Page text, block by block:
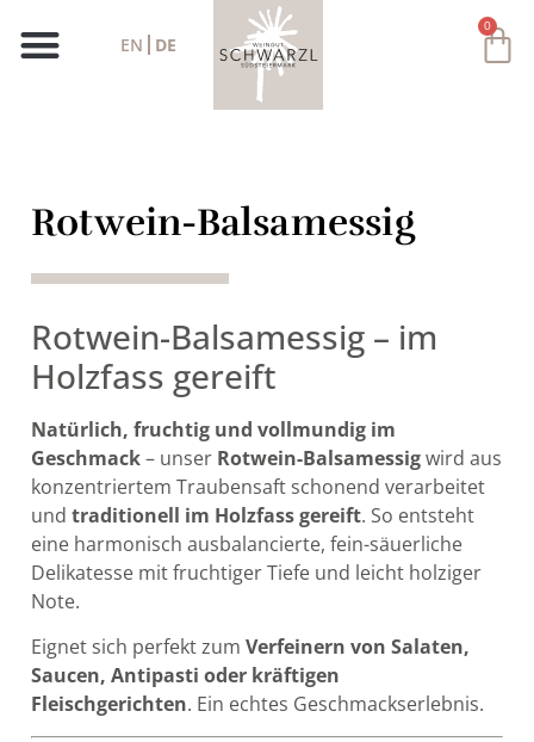
EN DE
0
Rotwein-Balsamessig
Rotwein-Balsamessig – im
Holzfass gereift
Natürlich, fruchtig und vollmundig im
Geschmack– unser Rotwein-Balsamessigwird aus
konzentriertem Traubensaft schonend verarbeitet
und traditionell im Holzfass gereift. So entsteht
eine harmonisch ausbalancierte, fein-säuerliche
Delikatesse mit fruchtiger Tiefe und leicht holziger
Note.
Eignet sich perfekt zum Verfeinern von Salaten,
Saucen, Antipasti oder kräftigen
Fleischgerichten. Ein echtes Geschmackserlebnis.